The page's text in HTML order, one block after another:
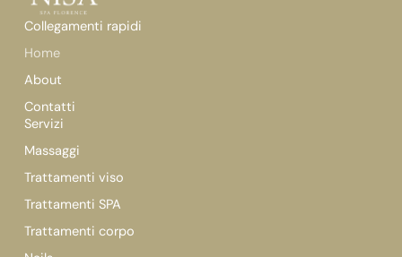
Collegamenti rapidi
Home
About
Contatti
Servizi
Massaggi
Trattamenti viso
Trattamenti SPA
Trattamenti corpo